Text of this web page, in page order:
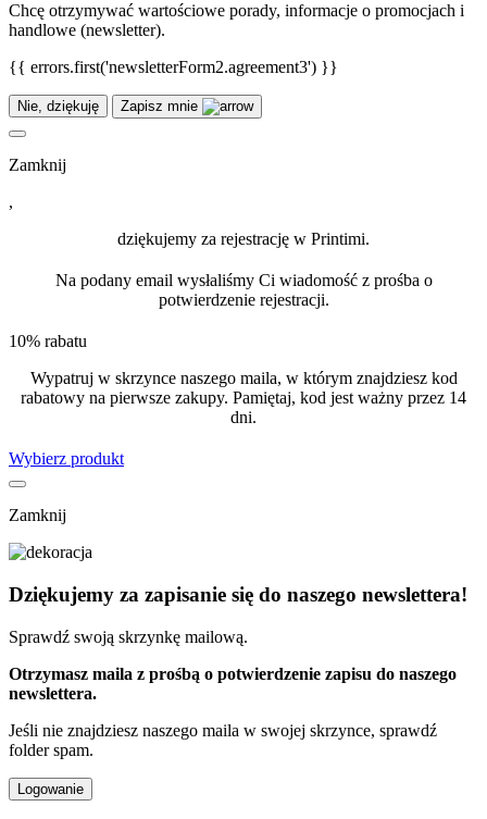
Chcę otrzymywać wartościowe porady, informacje o promocjach i
handlowe (newsletter).
{{ errors.first('newsletterForm2.agreement3') }}
Nie, dziękuję Zapisz mnie
Zamknij
,
dziękujemy za rejestrację w Printimi.
Na podany email wysłaliśmy Ci wiadomość z prośba o
potwierdzenie rejestracji.
10% rabatu
Wypatruj w skrzynce naszego maila, w którym znajdziesz kod
rabatowy na pierwsze zakupy. Pamiętaj, kod jest ważny przez 14
dni.
Wybierz produkt
Zamknij
Dziękujemy za zapisanie się do naszego newslettera!
Sprawdź swoją skrzynkę mailową.
Otrzymasz maila z prośbą o potwierdzenie zapisu do naszego
newslettera.
Jeśli nie znajdziesz naszego maila w swojej skrzynce, sprawdź
folder spam.
Logowanie